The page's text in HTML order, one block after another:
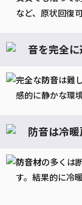
など、原状回復
音を完全
完全な防音は難
感的に静かな環
防音は冷
防音材の多くは
す。結果的に冷